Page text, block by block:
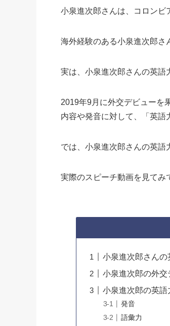
小泉進次郎さんは、コロンビ
海外経験のある小泉進次郎さ
実は、小泉進次郎さんの英語
2019年9月に外交デビューを
内容や発音に対して、「英語
では、小泉進次郎さんの英語
実際のスピーチ動画を見てみ
小泉進次郎さんの
小泉進次郎の外
小泉進次郎の英語
発音
語彙力